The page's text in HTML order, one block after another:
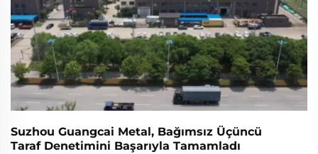
Suzhou Guangcai Metal, Bağımsız Üçüncü
Taraf Denetimini Başarıyla Tamamladı